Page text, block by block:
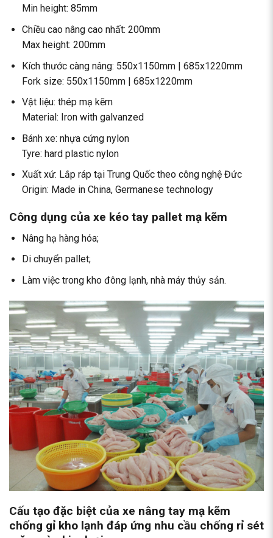
Min height: 85mm
Chiều cao nâng cao nhất: 200mm
Max height: 200mm
Kích thước càng nâng: 550x1150mm | 685x1220mm
Fork size: 550x1150mm | 685x1220mm
Vật liệu: thép mạ kẽm
Material: Iron with galvanzed
Bánh xe: nhựa cứng nylon
Tyre: hard plastic nylon
Xuất xứ: Lắp ráp tại Trung Quốc theo công nghệ Đức
Origin: Made in China, Germanese technology
Công dụng của xe kéo tay pallet mạ kẽm
Nâng hạ hàng hóa;
Di chuyển pallet;
Làm việc trong kho đông lạnh, nhà máy thủy sản.
Cấu tạo đặc biệt của xe nâng tay mạ kẽm
chống gỉ kho lạnh đáp ứng nhu cầu chống rỉ sét